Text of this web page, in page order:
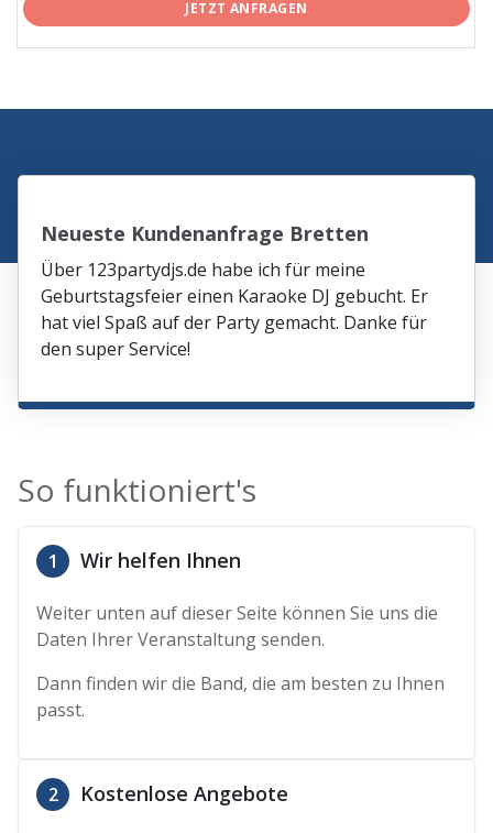
JETZT ANFRAGEN
Neueste Kundenanfrage Bretten
Über 123partydjs.de habe ich für meine
Geburtstagsfeier einen Karaoke DJ gebucht. Er
hat viel Spaß auf der Party gemacht. Danke für
den super Service!
So funktioniert's
1 Wir helfen Ihnen
Weiter unten auf dieser Seite können Sie uns die
Daten Ihrer Veranstaltung senden.
Dann finden wir die Band, die am besten zu Ihnen
passt.
2 Kostenlose Angebote